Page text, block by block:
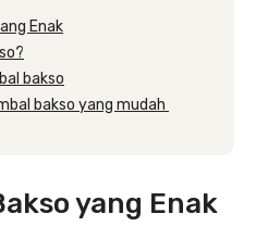
Enak
bakso
bakso yang mudah
yang Enak